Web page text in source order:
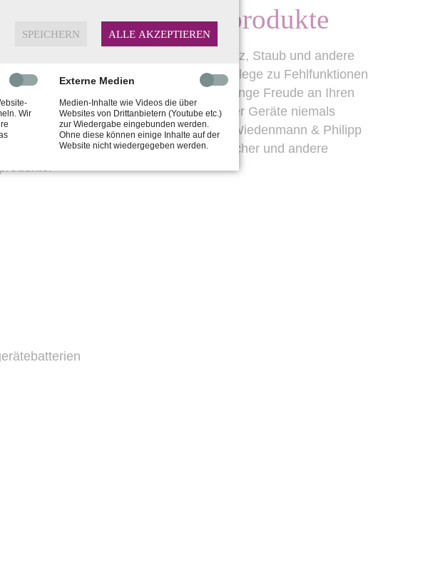
und Reinigungsprodukte
Luftfeuchtigkeit, Schweiß, Ohrenschmalz, Staub und andere
können bei unzureichender Pflege zu Fehlfunktionen
der Hörgeräte führen. Damit Sie lange Freude an Ihren
haben, sollten Sie zur Reinigung Ihrer Geräte niemals
oder Alkohol verwenden. Bei Wiedenmann & Philipp
erhalten Sie spezielle Reinigungstücher und andere
SPEICHERN ALLE AKZEPTIEREN
Wir
Externe Medien
Medien-Inhalte wie Videos die über
Websites von Drittanbietern (Youtube etc.)
zur Wiedergabe eingebunden werden.
Ohne diese können einige Inhalte auf der
Website nicht wiedergegeben werden.